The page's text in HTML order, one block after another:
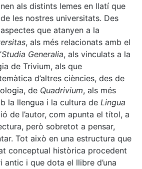
als distints lemes en llatí que
les nostres universitats. Des
que atanyen a la
, als més relacionats amb el
Studia Generalia, als vinculats a la
de Trivium, als que
d’altres ciències, des de
de Quadrivium, als més
la llengua i la cultura de Lingua
de l’autor, com apunta el títol, a
però sobretot a pensar,
Tot això en una estructura que
conceptual històrica procedent
antic i que dota el llibre d’una